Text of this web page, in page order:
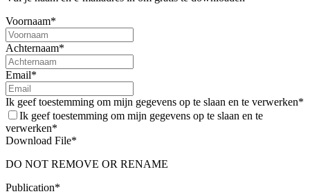
Voorlezen
Respijtzorg: een adempauze voor mantelzorgers
Vervangende zorg is best complex. Vilans, Movisie en
MantelzorgNL hebben daarom deze factsheet gemaakt, waarmee je
antwoord vindt op vragen als: Wat is respijtzorg? Welke vormen
bestaan er en welke regelingen zijn er eigenlijk allemaal.
Respijtzorg is het tijdelijk overdragen van de zorg. Zodat
dingen in het leven: werk, studie, gezin, familie, vrienden en
ontspanning.
Voornaam*
Achternaam*
Email*
Ik geef toestemming om mijn gegevens op te slaan en te verwerken*
Ik geef toestemming om mijn gegevens op te slaan en te
verwerken*
Download File*
DO NOT REMOVE OR RENAME
Publication*